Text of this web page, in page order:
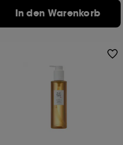
In den Warenkorb